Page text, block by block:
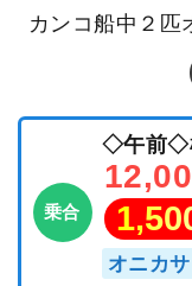
カンコ船中２匹
乗合
◇午前◇
オニカ